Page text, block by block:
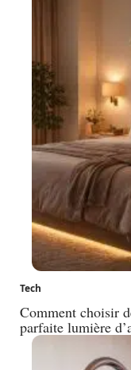
Tech
Comment choisir
parfaite lumière